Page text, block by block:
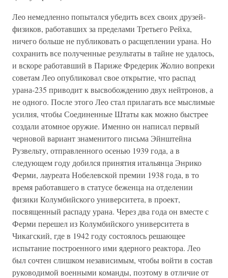
Лео немедленно попытался убедить всех своих друзей-
физиков, работавших за пределами Третьего Рейха,
ничего больше не публиковать о расщеплении урана. Но
сохранить все полученные результаты в тайне не удалось,
и вскоре работавший в Париже Фредерик Жолио вопреки
советам Лео опубликовал свое открытие, что распад
урана-235 приводит к высвобождению двух нейтронов, а
не одного. После этого Лео стал прилагать все мыслимые
усилия, чтобы Соединенные Штаты как можно быстрее
создали атомное оружие. Именно он написал первый
черновой вариант знаменитого письма Эйнштейна
Рузвельту, отправленного осенью 1939 года, а в
следующем году добился принятия итальянца Энрико
Ферми, лауреата Нобелевской премии 1938 года, в то
время работавшего в статусе беженца на отделении
физики Колумбийского университета, в проект,
посвященный распаду урана. Через два года он вместе с
Ферми перешел из Колумбийского университета в
Чикагский, где в 1942 году состоялось решающее
испытание построенного ими ядерного реактора. Лео
был сочтен слишком независимым, чтобы войти в состав
руководимой военными команды, поэтому в отличие от